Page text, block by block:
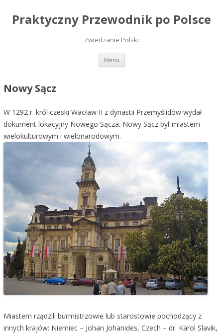
Praktyczny Przewodnik po Polsce
Zwiedzanie Polski
Menu Przeskocz do treści
Nowy Sącz
W 1292 r. król czeski Wacław II z dynastii Przemyślidów wydał
dokument lokacyjny Nowego Sącza. Nowy Sącz był miastem
wielokulturowym i wielonarodowym.
Miastem rządzili burmistrzowie lub starostowie pochodzący z
innych krajów: Niemiec – Johan Johanides, Czech – dr. Karol Slavik,